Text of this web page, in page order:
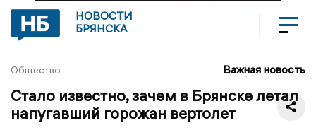
НОВОСТИ
БРЯНСКА
Общество Важная новость
Стало известно, зачем в Брянске летал
напугавший горожан вертолет